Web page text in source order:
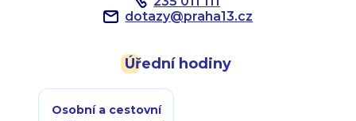
dotazy@praha13.cz
Úřední hodiny
Osobní a cestovní